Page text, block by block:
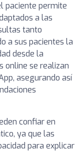
paciente permite
a las
tanto
a sus pacientes la
desde la
online se realizan
asegurando así
confiar en
ya que las
para explicar